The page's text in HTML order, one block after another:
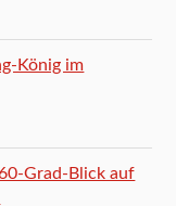
König im
Grad-Blick auf